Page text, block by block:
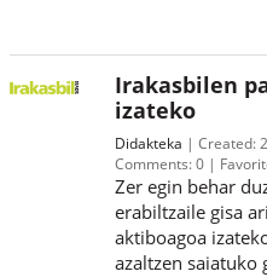
Irakasbilen
izateko
Didakteka Created:
Comments:0
Zer egin behar
erabiltzaile gisa
aktiboagoa
azaltzen saiatuko